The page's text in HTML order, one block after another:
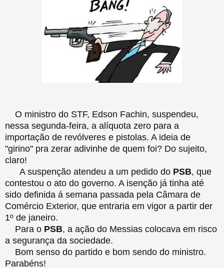
O ministro do STF, Edson Fachin, suspendeu,
nessa segunda-feira, a alíquota zero para a
importação de revólveres e pistolas. A ideia de
"girino" pra zerar adivinhe de quem foi? Do sujeito,
claro!
A suspenção atendeu a um pedido do PSB, que
contestou o ato do governo. A isenção já tinha até
sido definida á semana passada pela Câmara de
Comércio Exterior, que entraria em vigor a partir der
1º de janeiro.
Para o PSB, a ação do Messias colocava em risco
a segurança da sociedade.
Bom senso do partido e bom sendo do ministro.
Parabéns!